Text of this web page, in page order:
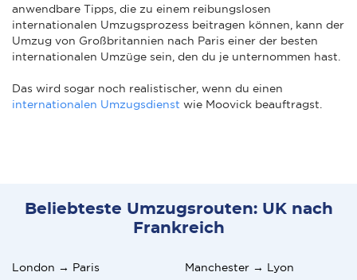
anwendbare Tipps, die zu einem reibungslosen
internationalen Umzugsprozess beitragen können, kann der
Umzug von Großbritannien nach Paris einer der besten
internationalen Umzüge sein, den du je unternommen hast.
Das wird sogar noch realistischer, wenn du einen
internationalen Umzugsdienst wie Moovick beauftragst.
Beliebteste Umzugsrouten: UK nach
Frankreich
London → Paris Manchester → Lyon